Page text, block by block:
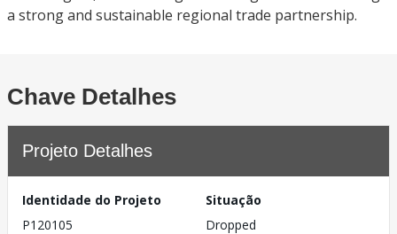
a strong and sustainable regional trade partnership.
Chave Detalhes
Projeto Detalhes
Identidade do Projeto
P120105
Situação
Dropped